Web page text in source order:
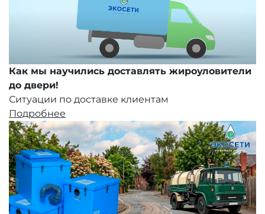
Как мы научились доставлять жироуловители
до двери!
Ситуации по доставке клиентам
Подробнее